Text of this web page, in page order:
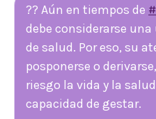
?? Aún en tiempos de
debe considerarse
de salud. Por eso, su
posponerse o
riesgo la vida y la
capacidad de gestar.